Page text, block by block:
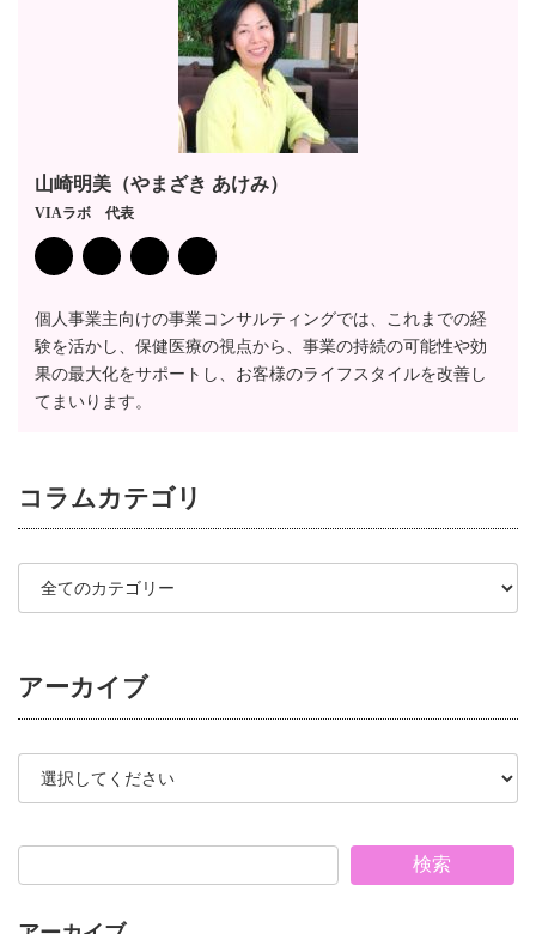
り
山崎明美（やまざき あけみ）
VIAラボ 代表
個人事業主向けの事業コンサルティングでは、これまでの経
験を活かし、保健医療の視点から、事業の持続の可能性や効
果の最大化をサポートし、お客様のライフスタイルを改善し
てまいります。
コラムカテゴリ
アーカイブ
検索